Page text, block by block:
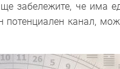
забележите, че има
потенциален канал,